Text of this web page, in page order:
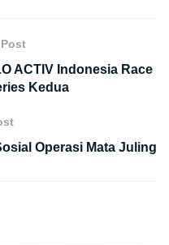
ACTIV Indonesia Race
Kedua
Operasi Mata Juling